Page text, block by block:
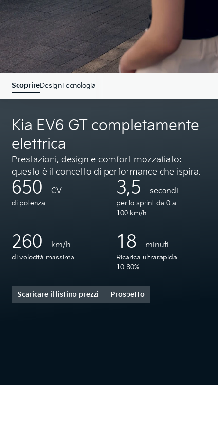
ScoprireDesignTecnologia
Kia EV6 GT completamente
elettrica
Prestazioni, design e comfort mozzafiato:
questo è il concetto di performance che ispira.
650 CV
di potenza
3,5 secondi
per lo sprint da 0 a
100 km/h
260 km/h
di velocità massima
18 minuti
Ricarica ultrarapida
10-80%
Scaricare il listino prezzi Prospetto